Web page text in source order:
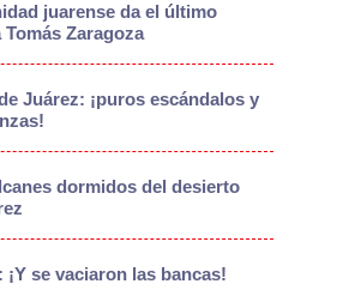
juarense da el último
Tomás Zaragoza
Juárez: ¡puros escándalos y
dormidos del desierto
¡Y se vaciaron las bancas!